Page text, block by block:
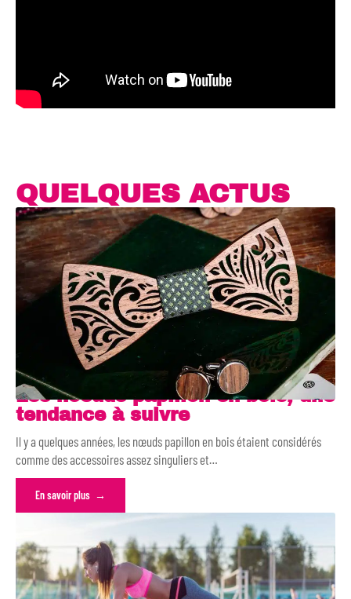
QUELQUES ACTUS
Les noeuds papillon en bois, une
tendance à suivre
Il y a quelques années, les nœuds papillon en bois étaient considérés
comme des accessoires assez singuliers et…
En savoir plus